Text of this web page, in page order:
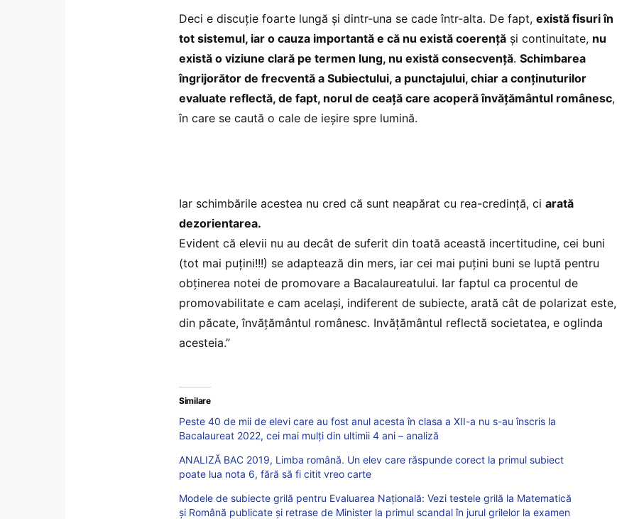
Deci e discuție foarte lungă și dintr-una se cade într-alta. De fapt, există fisuri în
tot sistemul, iar o cauza importantă e că nu există coerență și continuitate, nu
există o viziune clară pe termen lung, nu există consecvență. Schimbarea
îngrijorător de frecventă a Subiectului, a punctajului, chiar a conținuturilor
evaluate reflectă, de fapt, norul de ceață care acoperă învățământul românesc,
în care se caută o cale de ieșire spre lumină.
Iar schimbările acestea nu cred că sunt neapărat cu rea-credință, ci arată
dezorientarea.
Evident că elevii nu au decât de suferit din toată această incertitudine, cei buni
(tot mai puțini!!!) se adaptează din mers, iar cei mai puțini buni se luptă pentru
obținerea notei de promovare a Bacalaureatului. Iar faptul ca procentul de
promovabilitate e cam același, indiferent de subiecte, arată cât de polarizat este,
din păcate, învățământul românesc. Invățământul reflectă societatea, e oglinda
acesteia.”
Similare
Peste 40 de mii de elevi care au fost anul acesta în clasa a XII-a nu s-au înscris la
Bacalaureat 2022, cei mai mulți din ultimii 4 ani – analiză
ANALIZĂ BAC 2019, Limba română. Un elev care răspunde corect la primul subiect
poate lua nota 6, fără să fi citit vreo carte
Modele de subiecte grilă pentru Evaluarea Națională: Vezi testele grilă la Matematică
și Română publicate și retrase de Minister la primul scandal în jurul grilelor la examen